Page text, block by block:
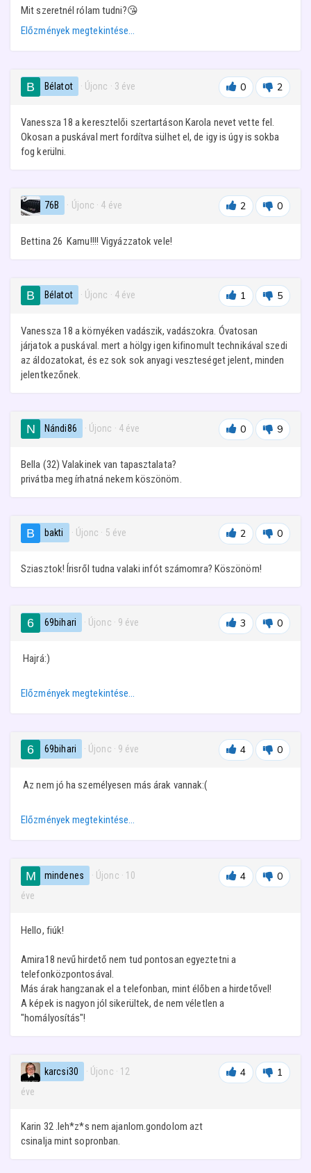
Mit szeretnél rólam tudni?😘
Előzmények megtekintése…
Bélatot · Újonc · 3 éve 0 2
Vanessza 18 a keresztelői szertartáson Karola nevet vette fel.
Okosan a puskával mert fordítva sülhet el, de igy is úgy is sokba
fog kerülni.
76B · Újonc · 4 éve 2 0
Bettina 26 Kamu!!!! Vigyázzatok vele!
Bélatot · Újonc · 4 éve 1 5
Vanessza 18 a környéken vadászik, vadászokra. Óvatosan
járjatok a puskával. mert a hölgy igen kifinomult technikával szedi
az áldozatokat, és ez sok sok anyagi veszteséget jelent, minden
jelentkezőnek.
Nándi86 · Újonc · 4 éve 0 9
Bella (32) Valakinek van tapasztalata?
privátba meg írhatná nekem köszönöm.
bakti · Újonc · 5 éve 2 0
Sziasztok! Írisről tudna valaki infót számomra? Köszönöm!
69bihari · Újonc · 9 éve 3 0
Hajrá:)
Előzmények megtekintése…
69bihari · Újonc · 9 éve 4 0
Az nem jó ha személyesen más árak vannak:(
Előzmények megtekintése…
mindenes · Újonc · 10
éve
4 0
Hello, fiúk!
Amira18 nevű hirdető nem tud pontosan egyeztetni a
telefonközpontosával.
Más árak hangzanak el a telefonban, mint élőben a hirdetővel!
A képek is nagyon jól sikerültek, de nem véletlen a
"homályosítás"!
karcsi30 · Újonc · 12
éve
4 1
Karin 32 .leh*z*s nem ajanlom.gondolom azt
csinalja mint sopronban.